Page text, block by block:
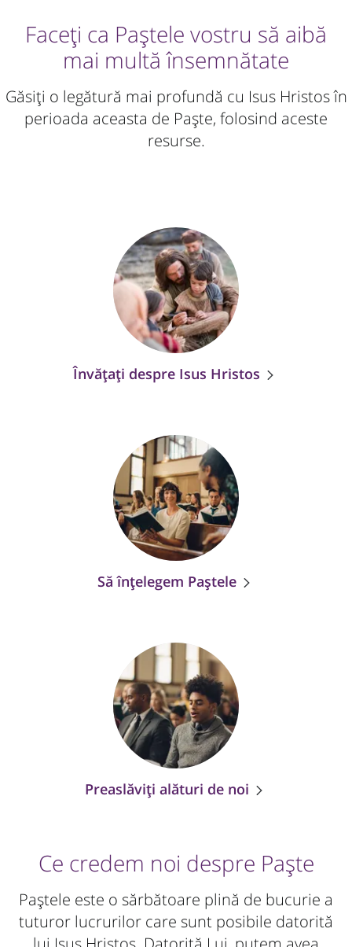
Faceți ca Paștele vostru să aibă
mai multă însemnătate
Găsiți o legătură mai profundă cu Isus Hristos în
perioada aceasta de Paște, folosind aceste
resurse.
Învățați despre Isus Hristos
Să înțelegem Paștele
Preaslăviți alături de noi
Ce credem noi despre Paște
Paștele este o sărbătoare plină de bucurie a
tuturor lucrurilor care sunt posibile datorită